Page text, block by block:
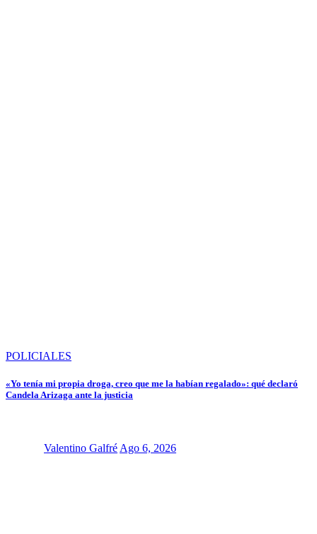
POLICIALES
«Yo tenía mi propia droga, creo que me la habían regalado»: qué declaró
Candela Arizaga ante la justicia
Valentino Galfré Ago 6, 2026